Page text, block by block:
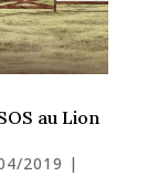
au Lion
2019 |